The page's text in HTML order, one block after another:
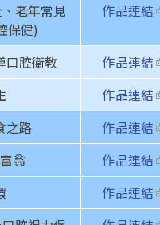
老年常見
保健)
作品連結
口腔衛教 作品連結
作品連結
之路 作品連結
翁 作品連結
作品連結